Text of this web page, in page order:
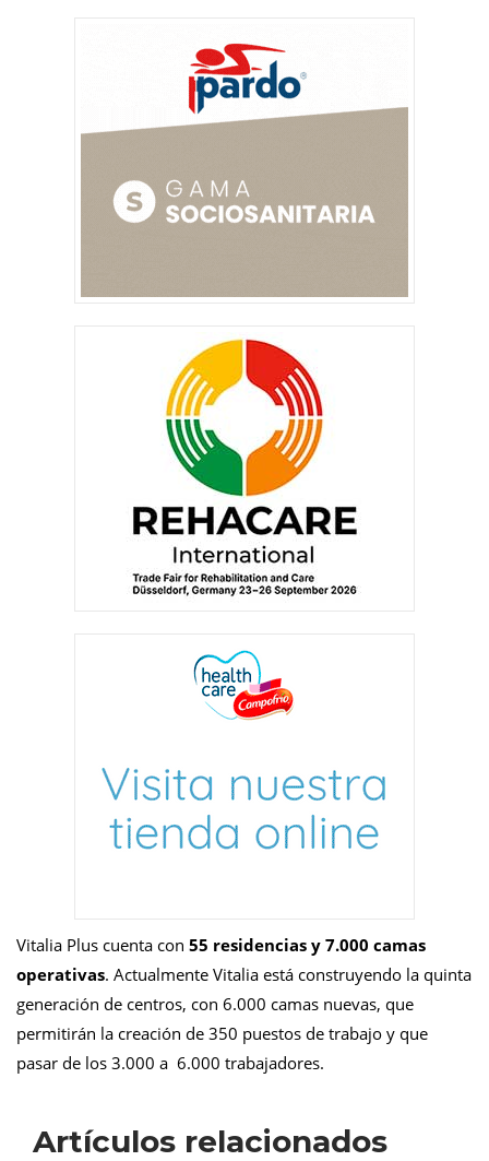
Vitalia Plus cuenta con 55 residencias y 7.000 camas
operativas. Actualmente Vitalia está construyendo la quinta
generación de centros, con 6.000 camas nuevas, que
permitirán la creación de 350 puestos de trabajo y que
pasar de los 3.000 a 6.000 trabajadores.
Artículos relacionados